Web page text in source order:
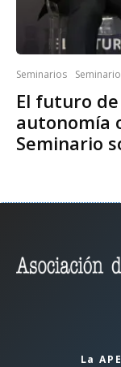
Seminarios
El futuro
autonomía
Seminario
La